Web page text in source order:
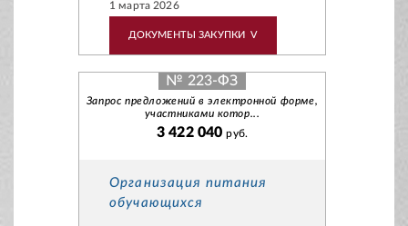
1 марта 2026
ДОКУМЕНТЫ ЗАКУПКИ V
№ 223-ФЗ
Запрос предложений в электронной форме,
участниками котор...
3 422 040руб.
Организация питания
обучающихся